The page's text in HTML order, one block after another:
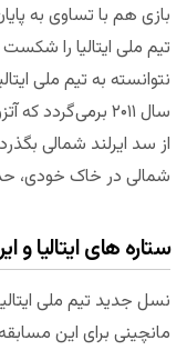
بازی هم با تساوی به
تیم ملی ایتالیا را
نتوانسته به تیم ملی
سال ۲۰۱۱
از سد ایرلند شمالی
شمالی در خاک خودی، حداقل ۲ گل را به ثمر
ستاره های ایتالیا و
نسل جدید تیم ملی
مانچینی برای این